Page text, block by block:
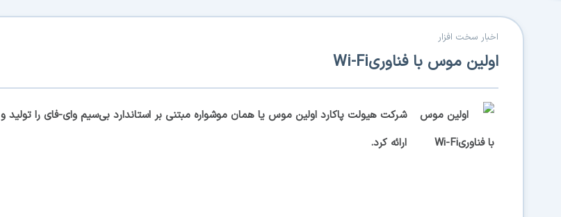
اخبار سخت افزار
اولین موس با فناوریWi-Fi
شرکت هیولت پاکارد اولین موس یا‌‌ همان موشواره مبتنی بر استاندارد بی‌سیم وای-فای را تولید و
ارائه کرد.